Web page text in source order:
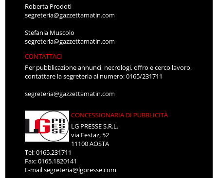
Roberta Prodoti
segreteria@gazzettamatin.com
Stefania Muscolo
segreteria@gazzettamatin.com
CONTATTACI
Per pubblicazione annunci, necrologi, offro e cerco lavoro,
contattare la segreteria al numero: 0165/231711
segreteria@gazzettamatin.com
CONCESSIONARIA DI PUBBLICITÀ
LG PRESSE S.R.L.
via Festaz, 52
11100 AOSTA
Tel: 0165.231711
Fax: 0165.1820141
E-mailsegreteria@lgpresse.com